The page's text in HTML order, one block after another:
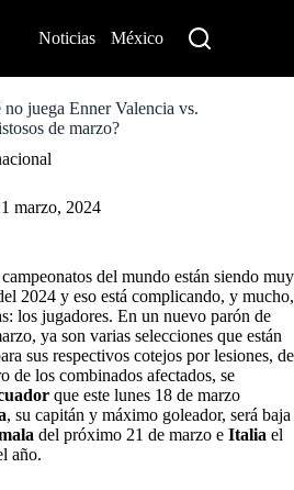
Noticias México
juega Enner Valencia vs.
de marzo?
marzo, 2024
del mundo están siendo muy
2024 y eso está complicando, y mucho,
los jugadores. En un nuevo parón de
ya son varias selecciones que están
sus respectivos cotejos por lesiones, de
de los combinados afectados, se
que este lunes 18 de marzo
, su capitán y máximo goleador, será baja
del próximo 21 de marzo e Italia el
año.